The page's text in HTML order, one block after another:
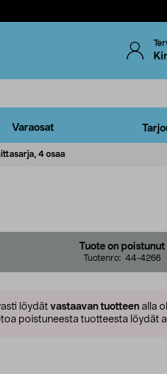
Varaosat
4 osaa
Tuote on poistunut
Tuotenro: 44-4266
löydät vastaavan tuotteen alla
poistuneesta tuotteesta löydät